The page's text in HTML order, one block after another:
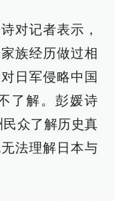
对记者表示，
族经历做过相
日军侵略中国
了解。彭媛诗
众了解历史真
法理解日本与